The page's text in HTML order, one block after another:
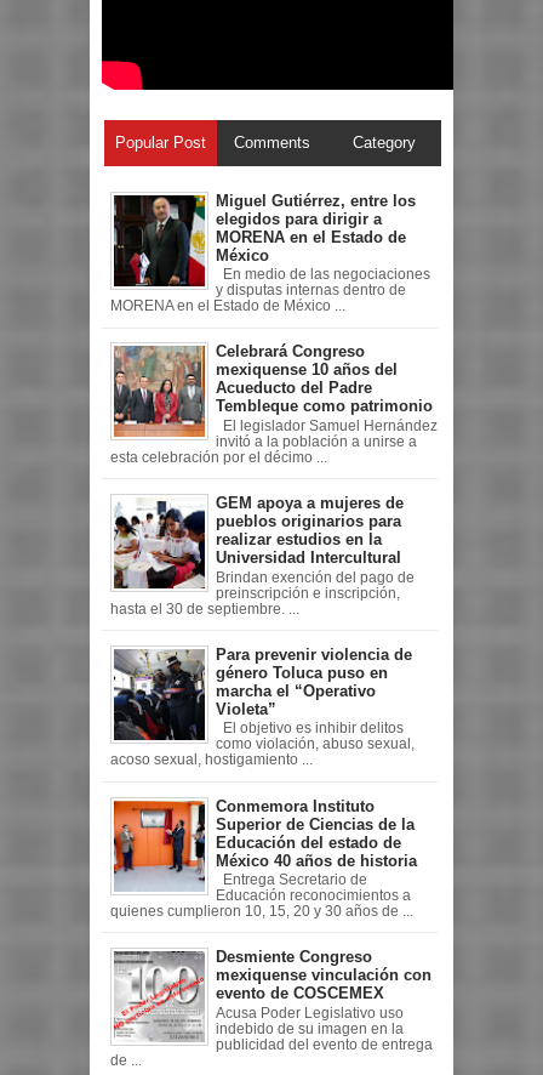
Popular Post Comments Category
Miguel Gutiérrez, entre los
elegidos para dirigir a
MORENA en el Estado de
México
En medio de las negociaciones
y disputas internas dentro de
MORENA en el Estado de México ...
Celebrará Congreso
mexiquense 10 años del
Acueducto del Padre
Tembleque como patrimonio
El legislador Samuel Hernández
invitó a la población a unirse a
esta celebración por el décimo ...
GEM apoya a mujeres de
pueblos originarios para
realizar estudios en la
Universidad Intercultural
Brindan exención del pago de
preinscripción e inscripción,
hasta el 30 de septiembre. ...
Para prevenir violencia de
género Toluca puso en
marcha el “Operativo
Violeta”
El objetivo es inhibir delitos
como violación, abuso sexual,
acoso sexual, hostigamiento ...
Conmemora Instituto
Superior de Ciencias de la
Educación del estado de
México 40 años de historia
Entrega Secretario de
Educación reconocimientos a
quienes cumplieron 10, 15, 20 y 30 años de ...
Desmiente Congreso
mexiquense vinculación con
evento de COSCEMEX
Acusa Poder Legislativo uso
indebido de su imagen en la
publicidad del evento de entrega
de ...